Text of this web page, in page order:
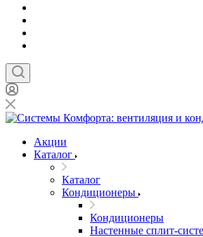
Акции
Каталог
Каталог
Кондиционеры
Кондиционеры
Настенные сплит-